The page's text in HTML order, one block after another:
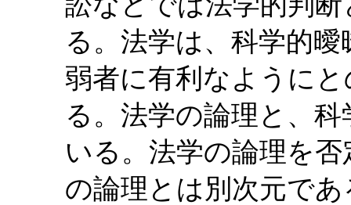
る。法学は、科学的
弱者に有利なように
る。法学の論理と、
いる。法学の論理を
の論理とは別次元で